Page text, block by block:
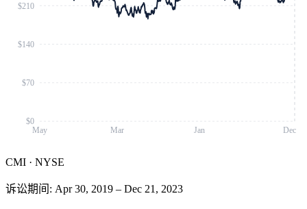
May Mar Jan Dec
$0
$70
$140
$210
CMI · NYSE
诉讼期间 : Apr 30, 2019 – Dec 21, 2023